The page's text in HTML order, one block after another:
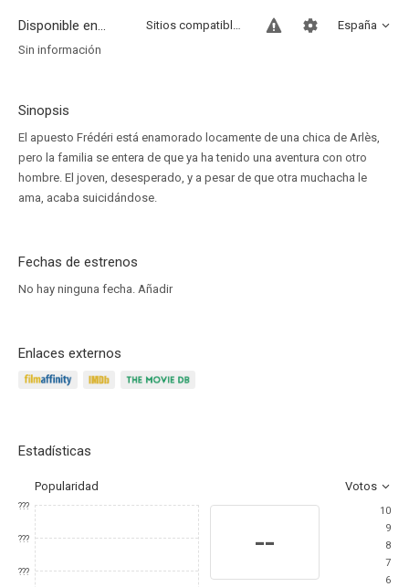
Disponible en... España
Sitios compatibles
Sin información
Sinopsis
El apuesto Frédéri está enamorado locamente de una chica de Arlès,
pero la familia se entera de que ya ha tenido una aventura con otro
hombre. El joven, desesperado, y a pesar de que otra muchacha le
ama, acaba suicidándose.
Fechas de estrenos
No hay ninguna fecha. Añadir
Enlaces externos
Estadísticas
Popularidad Votos
???
???
???
--
10
9
8
7
6